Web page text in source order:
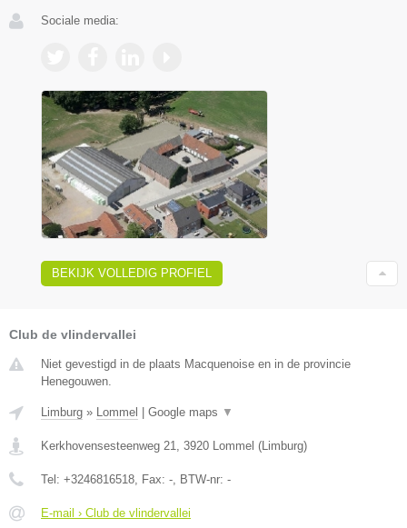
Sociale media:
BEKIJK VOLLEDIG PROFIEL
Club de vlindervallei
Niet gevestigd in de plaats Macquenoise en in de provincie
Henegouwen.
Limburg » Lommel Google maps ▼
Kerkhovensesteenweg 21 3920 Lommel ( Limburg)
Tel: +3246816518 , Fax: - , BTW-nr: -
E-mail › Club de vlindervallei